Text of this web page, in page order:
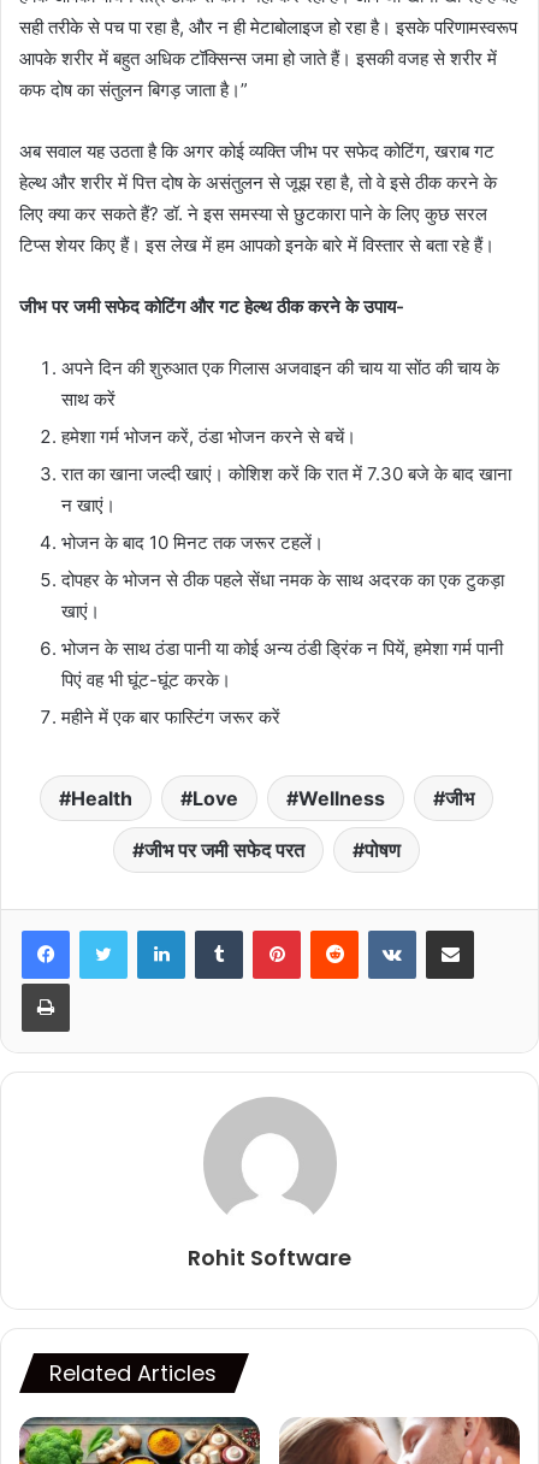
सही तरीके से पच पा रहा है, और न ही मेटाबोलाइज हो रहा है। इसके परिणामस्वरूप
आपके शरीर में बहुत अधिक टॉक्सिन्स जमा हो जाते हैं। इसकी वजह से शरीर में
कफ दोष का संतुलन बिगड़ जाता है।”
अब सवाल यह उठता है कि अगर कोई व्यक्ति जीभ पर सफेद कोटिंग, खराब गट
हेल्थ और शरीर में पित्त दोष के असंतुलन से जूझ रहा है, तो वे इसे ठीक करने के
लिए क्या कर सकते हैं? डॉ. ने इस समस्या से छुटकारा पाने के लिए कुछ सरल
टिप्स शेयर किए हैं। इस लेख में हम आपको इनके बारे में विस्तार से बता रहे हैं।
जीभ पर जमी सफेद कोटिंग और गट हेल्थ ठीक करने के उपाय-
अपने दिन की शुरुआत एक गिलास अजवाइन की चाय या सोंठ की चाय के
साथ करें
हमेशा गर्म भोजन करें, ठंडा भोजन करने से बचें।
रात का खाना जल्दी खाएं। कोशिश करें कि रात में 7.30 बजे के बाद खाना
न खाएं।
भोजन के बाद 10 मिनट तक जरूर टहलें।
दोपहर के भोजन से ठीक पहले सेंधा नमक के साथ अदरक का एक टुकड़ा
खाएं।
भोजन के साथ ठंडा पानी या कोई अन्य ठंडी ड्रिंक न पियें, हमेशा गर्म पानी
पिएं वह भी घूंट-घूंट करके।
महीने में एक बार फास्टिंग जरूर करें
Health Love Wellness जीभ
जीभ पर जमी सफेद परत पोषण
LinkedInTumblr PinterestReddit VKontakteShare via Email
Print
Rohit Software
Related Articles